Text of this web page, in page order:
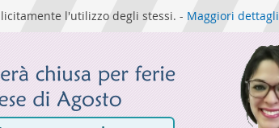
l'utilizzo degli stessi. - Maggiori dettagli